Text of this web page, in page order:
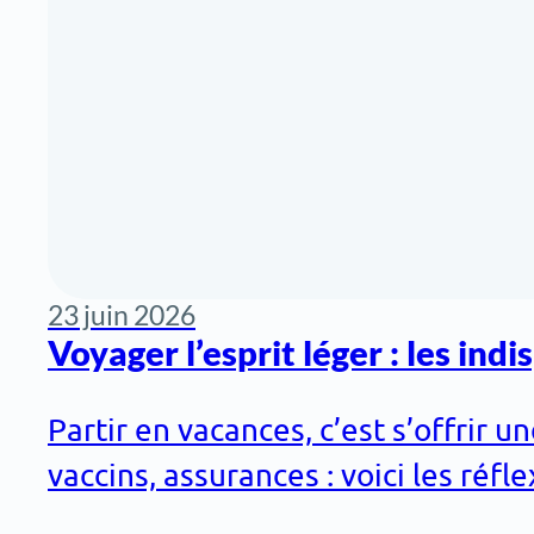
23 juin 2026
Voyager l’esprit léger : les
Partir en vacances, c’est s’offrir
vaccins, assurances : voici les